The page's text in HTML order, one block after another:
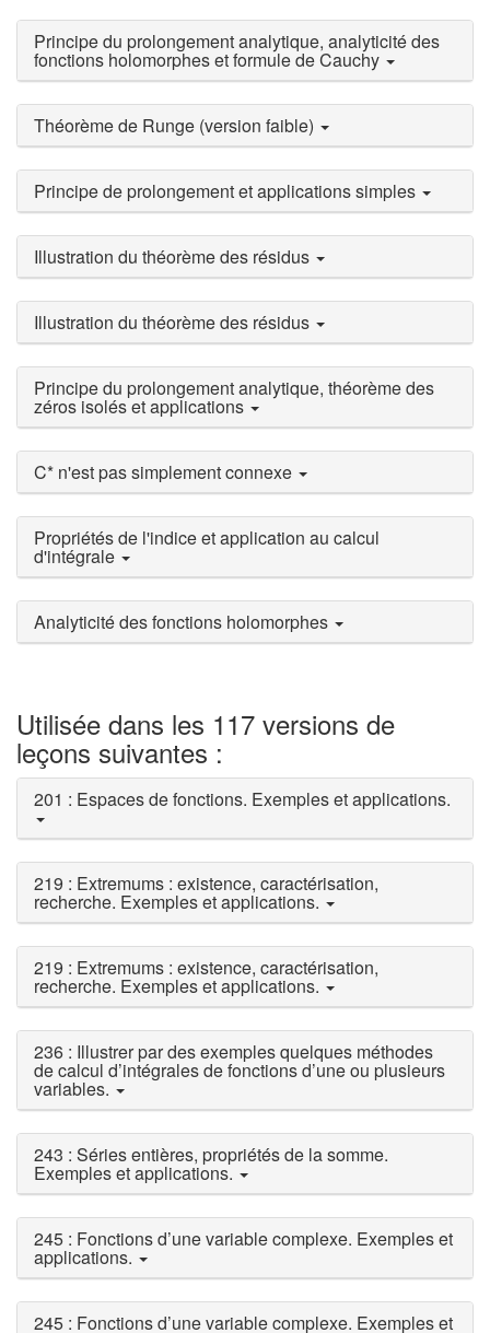
Principe du prolongement analytique, analyticité des
fonctions holomorphes et formule de Cauchy
Théorème de Runge (version faible)
Principe de prolongement et applications simples
Illustration du théorème des résidus
Illustration du théorème des résidus
Principe du prolongement analytique, théorème des
zéros isolés et applications
C* n'est pas simplement connexe
Propriétés de l'indice et application au calcul
d'intégrale
Analyticité des fonctions holomorphes
Utilisée dans les 117 versions de
leçons suivantes :
201 : Espaces de fonctions. Exemples et applications.
219 : Extremums : existence, caractérisation,
recherche. Exemples et applications.
219 : Extremums : existence, caractérisation,
recherche. Exemples et applications.
236 : Illustrer par des exemples quelques méthodes
de calcul d’intégrales de fonctions d’une ou plusieurs
variables.
243 : Séries entières, propriétés de la somme.
Exemples et applications.
245 : Fonctions d’une variable complexe. Exemples et
applications.
245 : Fonctions d’une variable complexe. Exemples et